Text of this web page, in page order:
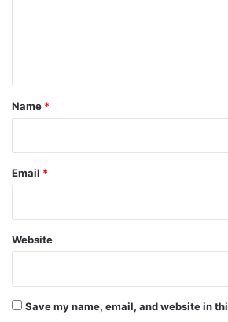
*
Name *
Email *
Website
Save my name, email, and website in